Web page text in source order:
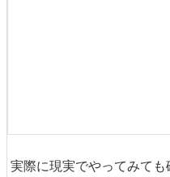
実際に現実でやってみて